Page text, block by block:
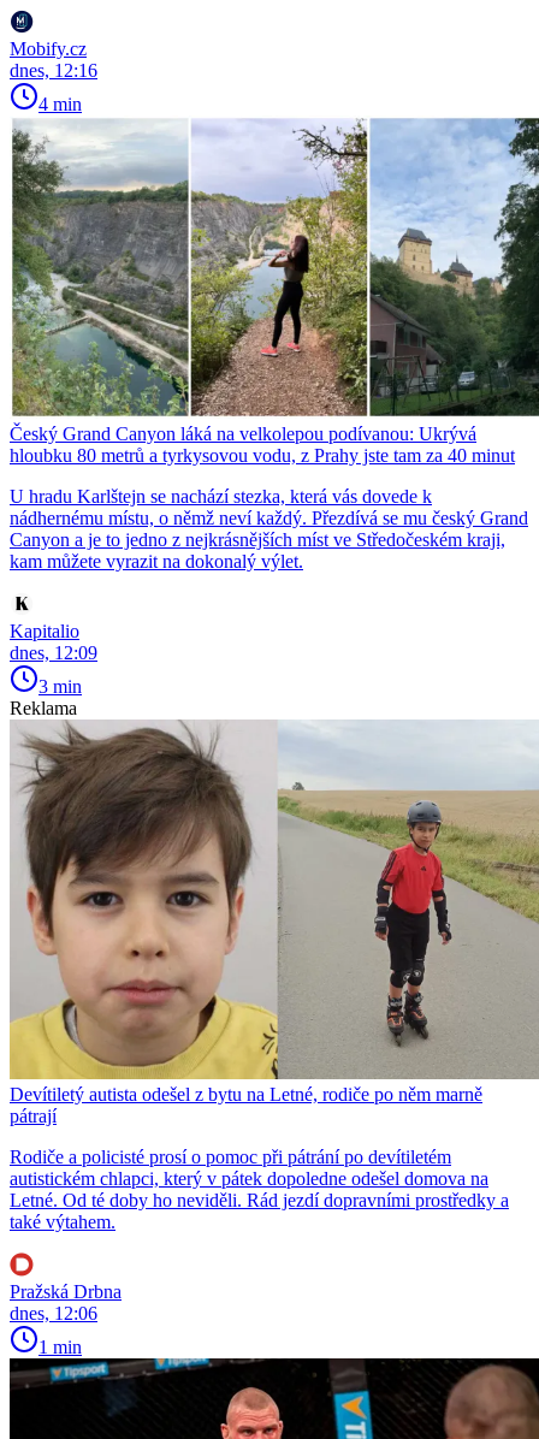
Mobify.cz
dnes, 12:16
4 min
Český Grand Canyon láká na velkolepou podívanou: Ukrývá
hloubku 80 metrů a tyrkysovou vodu, z Prahy jste tam za 40 minut
U hradu Karlštejn se nachází stezka, která vás dovede k
nádhernému místu, o němž neví každý. Přezdívá se mu český Grand
Canyon a je to jedno z nejkrásnějších míst ve Středočeském kraji,
kam můžete vyrazit na dokonalý výlet.
Kapitalio
dnes, 12:09
3 min
Reklama
Devítiletý autista odešel z bytu na Letné, rodiče po něm marně
pátrají
Rodiče a policisté prosí o pomoc při pátrání po devítiletém
autistickém chlapci, který v pátek dopoledne odešel domova na
Letné. Od té doby ho neviděli. Rád jezdí dopravními prostředky a
také výtahem.
Pražská Drbna
dnes, 12:06
1 min